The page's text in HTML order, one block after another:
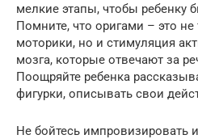
мелкие этапы, чтобы ребенку
Помните, что оригами – это
моторики, но и стимуляция
мозга, которые отвечают за
Поощряйте ребенка
фигурки, описывать свои
Не бойтесь импровизировать